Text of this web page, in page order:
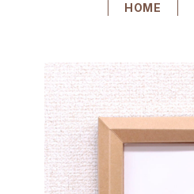
HOME